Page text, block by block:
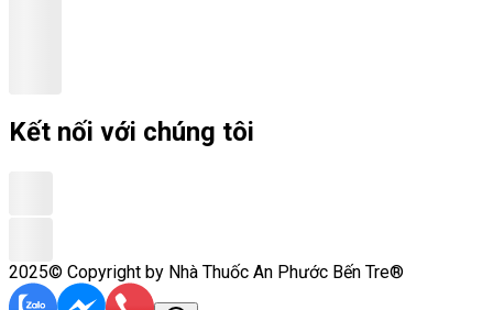
Kết nối với chúng tôi
2025© Copyright by Nhà Thuốc An Phước Bến Tre®